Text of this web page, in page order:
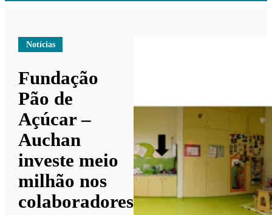
Notícias
Fundação
Pão de
Açúcar –
Auchan
investe meio
milhão nos
colaboradores